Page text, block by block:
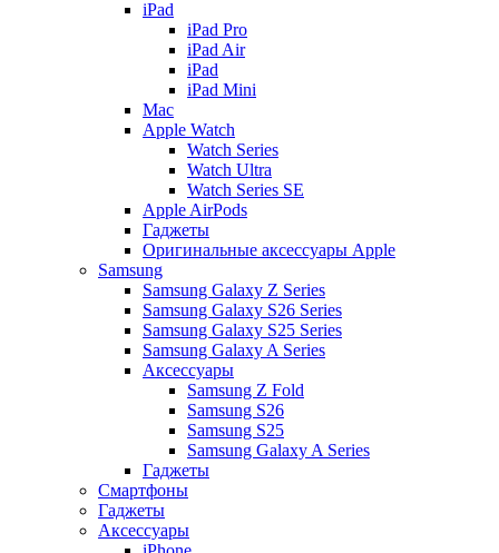
iPad
iPad Pro
iPad Air
iPad
iPad Mini
Mac
Apple Watch
Watch Series
Watch Ultra
Watch Series SE
Apple AirPods
Гаджеты
Оригинальные аксессуары Apple
Samsung
Samsung Galaxy Z Series
Samsung Galaxy S26 Series
Samsung Galaxy S25 Series
Samsung Galaxy A Series
Аксессуары
Samsung Z Fold
Samsung S26
Samsung S25
Samsung Galaxy A Series
Гаджеты
Смартфоны
Гаджеты
Аксессуары